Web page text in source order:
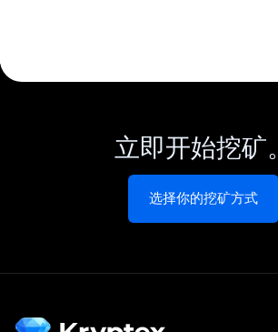
立即开始挖矿。
选择你的挖矿方式